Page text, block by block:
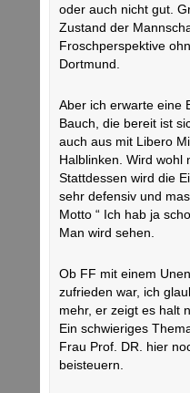
oder auch nicht gut.
Zustand der
Froschperspektive
Dortmund.
Aber ich erwarte eine
Bauch, die bereit ist
auch aus mit Libero
Halblinken. Wird wohl
Stattdessen wird die
sehr defensiv und
Motto “ Ich hab ja
Man wird sehen.
Ob FF mit einem
zufrieden war, ich
mehr, er zeigt es halt
Ein schwieriges
Frau Prof. DR. hier
beisteuern.